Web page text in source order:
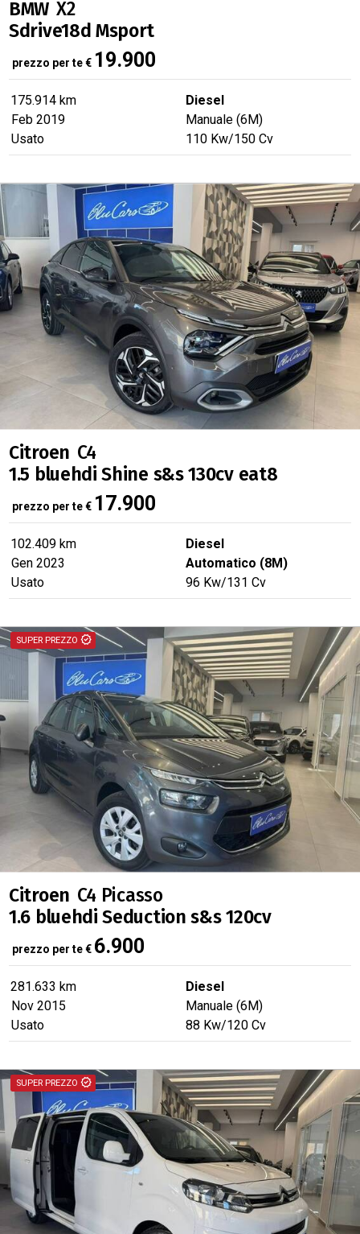
BMW X2
Sdrive18d Msport
prezzo per te€ 19.900
175.914 km
Diesel
Feb 2019
Manuale (6M)
Usato
110 Kw/150 Cv
Citroen C4
1.5 bluehdi Shine s&s 130cv eat8
prezzo per te€ 17.900
102.409 km
Diesel
Gen 2023
Automatico (8M)
Usato
96 Kw/131 Cv
Citroen C4 Picasso
1.6 bluehdi Seduction s&s 120cv
prezzo per te€ 6.900
281.633 km
Diesel
Nov 2015
Manuale (6M)
Usato
88 Kw/120 Cv